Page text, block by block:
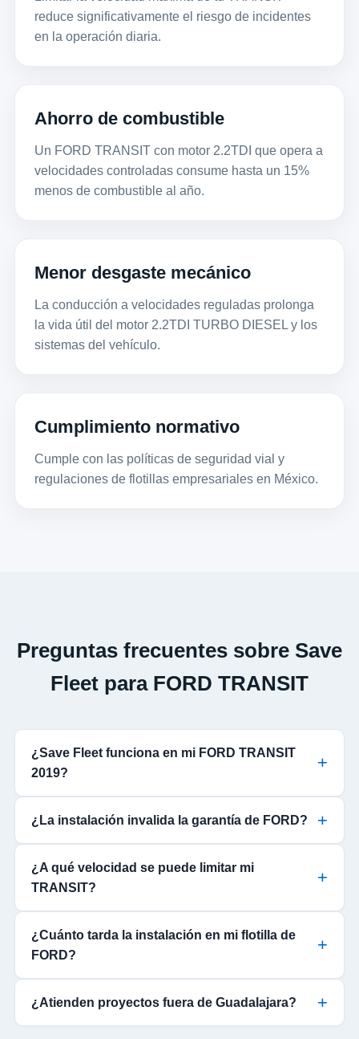
reduce significativamente el riesgo de incidentes
en la operación diaria.
Ahorro de combustible
Un FORD TRANSIT con motor 2.2TDI que opera a
velocidades controladas consume hasta un 15%
menos de combustible al año.
Menor desgaste mecánico
La conducción a velocidades reguladas prolonga
la vida útil del motor 2.2TDI TURBO DIESEL y los
sistemas del vehículo.
Cumplimiento normativo
Cumple con las políticas de seguridad vial y
regulaciones de flotillas empresariales en México.
Preguntas frecuentes sobre Save
Fleet para FORD TRANSIT
¿Save Fleet funciona en mi FORD TRANSIT
2019?
¿La instalación invalida la garantía de FORD?
¿A qué velocidad se puede limitar mi
TRANSIT?
¿Cuánto tarda la instalación en mi flotilla de
FORD?
¿Atienden proyectos fuera de Guadalajara?